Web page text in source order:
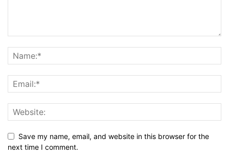
Save my name, email, and website in this browser for the
next time I comment.